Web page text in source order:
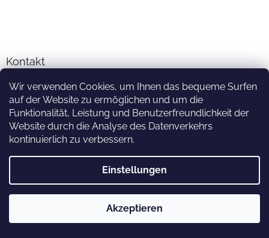
Wir verwenden Cookies, um Ihnen das bequeme Surfen
auf der Website zu ermöglichen und um die
Funktionalität, Leistung und Benutzerfreundlichkeit der
Website durch die Analyse des Datenverkehrs
kontinuierlich zu verbessern.
Einstellungen
Akzeptieren
Kontakt
info@sprinkler-eshop.at
facebook.com/zavlahari
Erstellt von Shoptet
sprinkler-eshop.at. Alle Rechte vorbehalten.